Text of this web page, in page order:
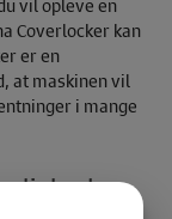
vil opleve en
Coverlocker kan
er en
at maskinen vil
i mange